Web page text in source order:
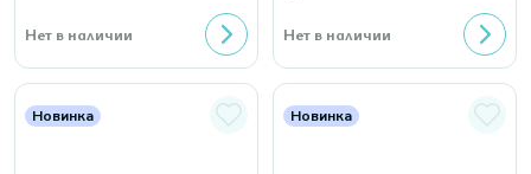
Нет в наличии Нет в наличии
Новинка Новинка